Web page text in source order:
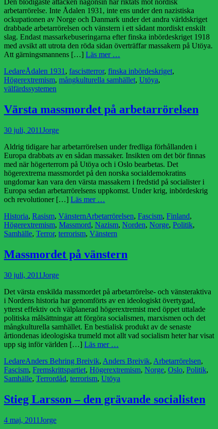
Den blodigaste attacken någonsin har riktats mot nordisk
arbetarrörelse. Inte Ådalen 1931, inte ens under den nazistiska
ockupationen av Norge och Danmark under det andra världskriget
drabbade arbetarrörelsen och vänstern i ett sådant mordiskt enskilt
slag. Endast massarkebuseringarna efter finska inbördeskriget 1918
med avsikt att utrota den röda sidan överträffar massakern på Utöya.
Att gärningsmannens […] Läs mer …
Kategorier
LedareEtiketter
Ådalen 1931 , fascistterror, finska inbördeskriget,
Högerextremism, mångkulturella samhället, Utöya,
välfärdssystemen
Värsta massmordet på arbetarrörelsen
Publicerad
30 juli, 2011 Författare
Jorge
Aldrig tidigare har arbetarrörelsen under fredliga förhållanden i
Europa drabbats av en sådan massaker. Insikten om det bör finnas
med när högerterrorn på Utöya och i Oslo bearbetas. Det
högerextrema massmordet på den norska socialdemokratins
ungdomar kan vara den värsta massakern i fredstid på socialister i
Europa sedan arbetarrörelsens uppkomst. Under krig, inbördeskrig
och revolutioner […] Läs mer …
Kategorier
Historia, Rasism, VänsternEtiketter
Arbetarrörelsen, Fascism, Finland,
Högerextremism, Massmord, Nazism, Norden, Norge, Politik,
Samhälle, Terror, terrorism, Vänstern
Massmordet på vänstern
Publicerad
30 juli, 2011 Författare
Jorge
Det värsta enskilda massmordet på arbetarrörelse- och vänsteraktiva
i Nordens historia har genomförts av en ideologiskt övertygad,
ytterst effektiv och välplanerad högerextremist med öppet uttalade
politiska målsättningar att förgöra socialismen, marxismen och det
mångkulturella samhället. En bestialisk produkt av de senaste
årtiondenas ideologiska trumeld mot allt vad socialism heter har visat
upp sig inför världen […] Läs mer …
Kategorier
LedareEtiketter
Anders Behring Breivik, Anders Breivik, Arbetarrörelsen,
Fascism, Fremskrittspartiet, Högerextremism, Norge, Oslo, Politik,
Samhälle, Terrordåd, terrorism, Utöya
Stieg Larsson – den grävande socialisten
Publicerad
4 maj, 2011 Författare
Jorge